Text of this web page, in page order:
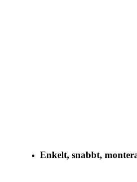
Enkelt, snabbt,